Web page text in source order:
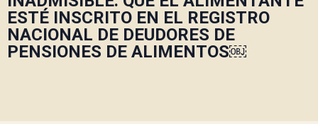
ESTÉ INSCRITO EN EL REGISTRO
NACIONAL DE DEUDORES DE
PENSIONES DE ALIMENTOS￼